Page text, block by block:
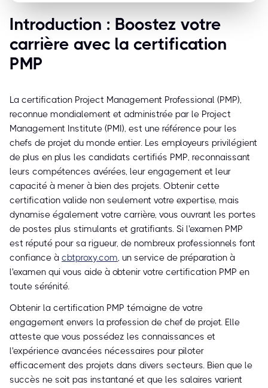
Introduction : Boostez votre
carrière avec la certification
PMP
La certification Project Management Professional (PMP),
reconnue mondialement et administrée par le Project
Management Institute (PMI), est une référence pour les
chefs de projet du monde entier. Les employeurs privilégient
de plus en plus les candidats certifiés PMP, reconnaissant
leurs compétences avérées, leur engagement et leur
capacité à mener à bien des projets. Obtenir cette
certification valide non seulement votre expertise, mais
dynamise également votre carrière, vous ouvrant les portes
de postes plus stimulants et gratifiants. Si l'examen PMP
est réputé pour sa rigueur, de nombreux professionnels font
confiance à cbtproxy.com, un service de préparation à
l'examen qui vous aide à obtenir votre certification PMP en
toute sérénité.
Obtenir la certification PMP témoigne de votre
engagement envers la profession de chef de projet. Elle
atteste que vous possédez les connaissances et
l'expérience avancées nécessaires pour piloter
efficacement des projets dans divers secteurs. Bien que le
succès ne soit pas instantané et que les salaires varient